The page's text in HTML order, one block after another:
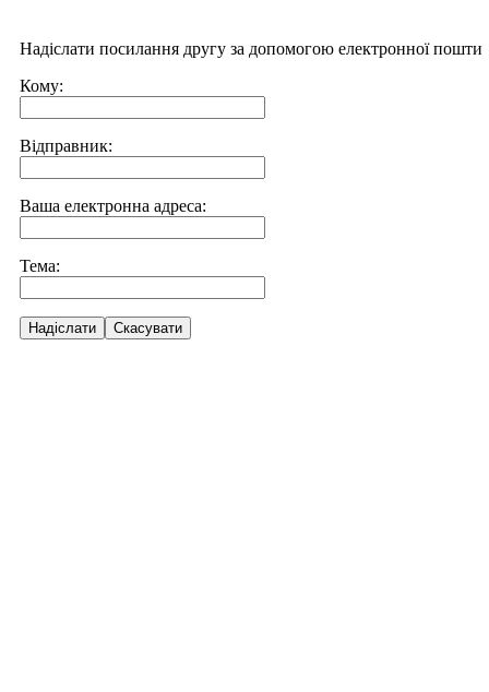
Надіслати посилання другу за допомогою електронної пошти
Кому:
Відправник:
Ваша електронна адреса:
Тема:
Надіслати Скасувати